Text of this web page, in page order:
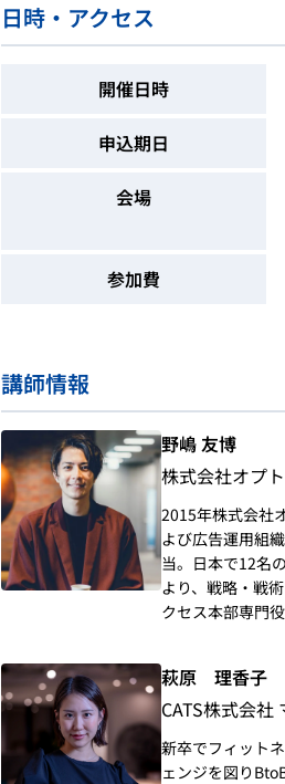
日時・アクセス
開催日時
申込期日
会場
参加費
講師情報
野嶋 友博
株式会社オプ
2015年株式会社
よび広告運用組
当。日本で12名
より、戦略・戦
クセス本部専門役
萩原 理香子
CATS株式会社
新卒でフィット
ェンジを図り